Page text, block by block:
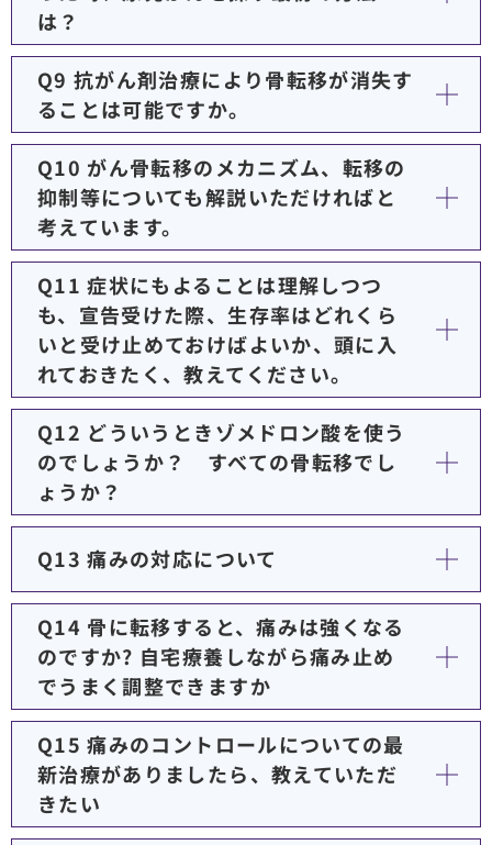
は？
Q9 抗がん剤治療により骨転移が消失す
ることは可能ですか。
Q10 がん骨転移のメカニズム、転移の
抑制等についても解説いただければと
考えています。
Q11 症状にもよることは理解しつつ
も、宣告受けた際、生存率はどれくら
いと受け止めておけばよいか、頭に入
れておきたく、教えてください。
Q12 どういうときゾメドロン酸を使う
のでしょうか？ すべての骨転移でし
ょうか？
Q13 痛みの対応について
Q14 骨に転移すると、痛みは強くなる
のですか? 自宅療養しながら痛み止め
でうまく調整できますか
Q15 痛みのコントロールについての最
新治療がありましたら、教えていただ
きたい